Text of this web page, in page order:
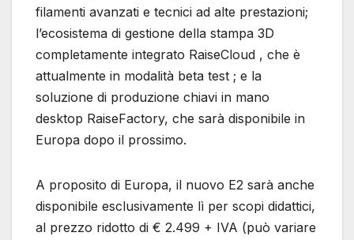
filamenti avanzati e tecnici ad alte prestazioni;
l’ecosistema di gestione della stampa 3D
completamente integrato RaiseCloud , che è
attualmente in modalità beta test ; e la
soluzione di produzione chiavi in ​​mano
desktop RaiseFactory, che sarà disponibile in
Europa dopo il prossimo.
A proposito di Europa, il nuovo E2 sarà anche
disponibile esclusivamente lì per scopi didattici,
al prezzo ridotto di € 2.499 + IVA (può variare